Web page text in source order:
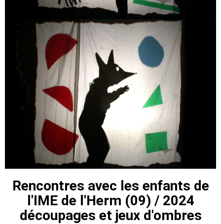
Rencontres avec les enfants de
l'IME de l'Herm (09) / 2024
découpages et jeux d'ombres